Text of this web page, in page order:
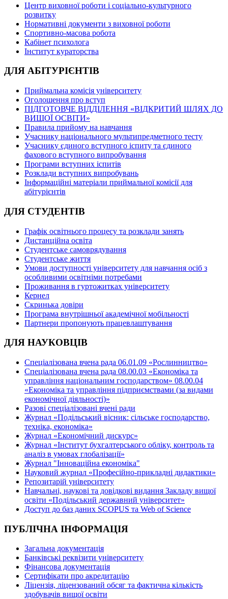
Центр виховної роботи і соціально-культурного
розвитку
Нормативні документи з виховної роботи
Спортивно-масова робота
Кабінет психолога
Інститут кураторства
ДЛЯ АБІТУРІЄНТІВ
Приймальна комісія університету
Оголошення про вступ
ПІДГОТОВЧЕ ВІДДІЛЕННЯ «ВІДКРИТИЙ ШЛЯХ ДО
ВИЩОЇ ОСВІТИ»
Правила прийому на навчання
Учаснику національного мультипредметного тесту
Учаснику єдиного вступного іспиту та єдиного
фахового вступного випробування
Програми вступних іспитів
Розклади вступних випробувань
Інформаційні матеріали приймальної комісії для
абітурієнтів
ДЛЯ СТУДЕНТІВ
Графік освітнього процесу та розклади занять
Дистанційна освіта
Студентське самоврядування
Студентське життя
Умови доступності університету для навчання осіб з
особливими освітніми потребами
Проживання в гуртожитках університету
Кернел
Скринька довіри
Програма внутрішньої академічної мобільності
Партнери пропонують працевлаштування
ДЛЯ НАУКОВЦІВ
Спеціалізована вчена рада 06.01.09 «Рослинництво»
Спеціалізована вчена рада 08.00.03 «Економіка та
управління національним господарством» 08.00.04
«Економіка та управління підприємствами (за видами
економічної діяльності)»
Разові спеціалізовані вчені ради
Журнал «Подільський вісник: сільське господарство,
техніка, економіка»
Журнал «Економічний дискурс»
Журнал «Інститут бухгалтерського обліку, контроль та
аналіз в умовах глобалізації»
Журнал "Інноваційна економіка"
Науковий журнал «Професійно-прикладні дидактики»
Репозитарій університету
Навчальні, наукові та довідкові видання Закладу вищої
освіти «Подільський державний університет»
Доступ до баз даних SCOPUS та Web of Science
ПУБЛІЧНА ІНФОРМАЦІЯ
Загальна документація
Банківські реквізити університету
Фінансова документація
Сертифікати про акредитацію
Ліцензія, ліцензований обсяг та фактична кількість
здобувачів вищої освіти